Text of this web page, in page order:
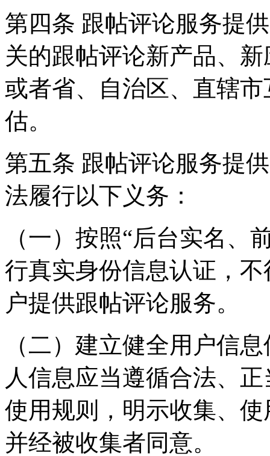
第四条 跟帖评论服务提
关的跟帖评论新产品、
或者省、自治区、直辖
估。
第五条 跟帖评论服务提
法履行以下义务：
（一）按照“后台实名、
行真实身份信息认证，
户提供跟帖评论服务。
（二）建立健全用户信
人信息应当遵循合法、
使用规则，明示收集、
并经被收集者同意。